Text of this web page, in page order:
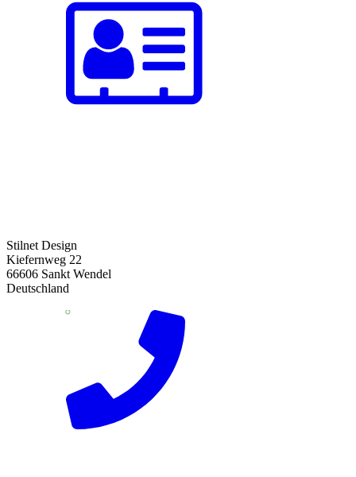
Stilnet Design
Kiefernweg 22
66606 Sankt Wendel
Deutschland